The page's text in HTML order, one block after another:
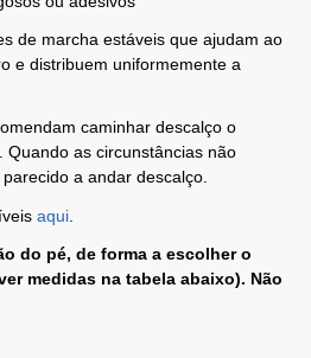
de marcha estáveis ​​que ajudam ao
e distribuem uniformemente a
caminhar descalço o
Quando as circunstâncias não
a andar descalço.
aqui
do pé, de forma a escolher o
medidas na tabela abaixo). Não